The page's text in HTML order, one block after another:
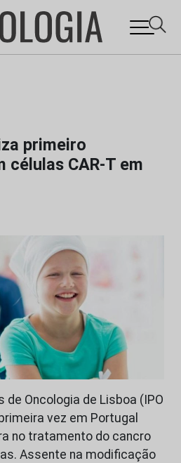
primeiro
CAR-T em
Oncologia de Lisboa (IPO
vez em Portugal
no tratamento do cancro
Assente na modificação